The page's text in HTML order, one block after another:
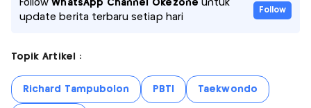
FollowWhatsApp Channel Okezone untuk
update berita terbaru setiap hari
Follow
Topik Artikel :
Richard Tampubolon PBTI Taekwondo